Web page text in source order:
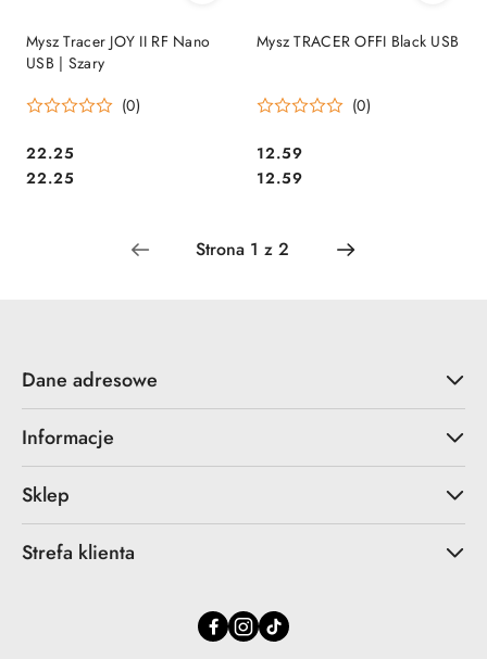
Mysz Tracer JOY II RF Nano
USB | Szary
(0)
Cena:
22.25
Cena:
22.25
Mysz TRACER OFFI Black USB
(0)
Cena:
12.59
Cena:
12.59
Dane adresowe
Informacje
Sklep
Strefa klienta